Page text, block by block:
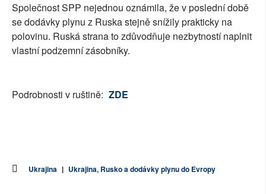
Společnost SPP nejednou oznámila, že v poslední době
se dodávky plynu z Ruska stejně snížily prakticky na
polovinu. Ruská strana to zdůvodňuje nezbytností naplnit
vlastní podzemní zásobníky.
Podrobnosti v ruštině: ZDE
Ukrajina | Ukrajina, Rusko a dodávky plynu do Evropy